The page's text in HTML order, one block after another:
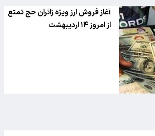
آغاز فروش ارز ویژه زائران حج تمتع
از امروز ۱۴ اردیبهشت